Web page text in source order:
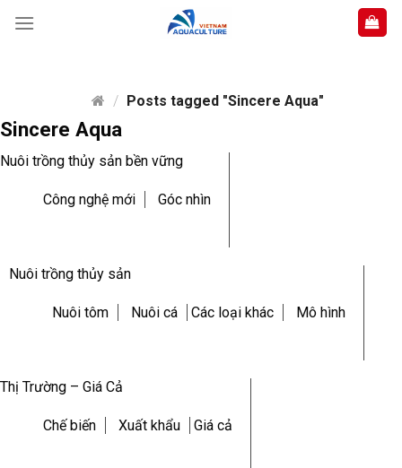
/ Posts tagged "Sincere Aqua"
Sincere Aqua
Nuôi trồng thủy sản bền vững
Công nghệ mới Góc nhìn
Nuôi trồng thủy sản
Nuôi tôm Nuôi cá Các loại khác Mô hình
Thị Trường – Giá Cả
Chế biến Xuất khẩu Giá cả